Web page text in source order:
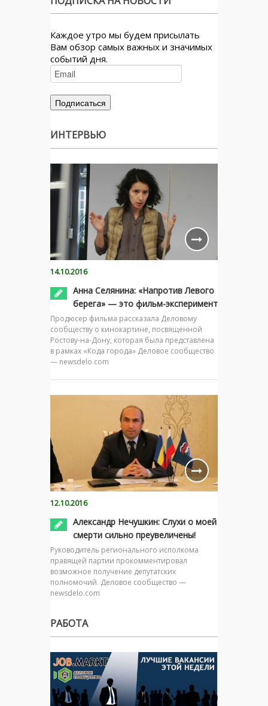
Каждое утро мы будем присылать
Вам обзор самых важных и значимых
событий дня.
ИНТЕРВЬЮ
14.10.2016
Анна Селянина: «Напротив Левого
берега» — это фильм-эксперимент
Продюсер фильма рассказала Деловому
сообществу о кинокартине, посвященной
Ростову-на-Дону, которая была представлена
в рамках «Кода города» Деловое сообщество
— newsdelo.com
12.10.2016
Александр Нечушкин: Слухи о моей
смерти сильно преувеличены!
Руководитель регионального исполкома
правящей партии прокомментировал
возможное получение депутатских
полномочий. Деловое сообщество —
newsdelo.com
РАБОТА